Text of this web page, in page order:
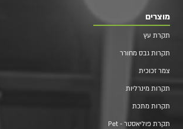
מוצרים
תקרת עץ
תקרות גבס מחורר
צמר זכוכית
תקרות מינרליות
תקרות מתכת
תקרת פוליאסטר - Pet